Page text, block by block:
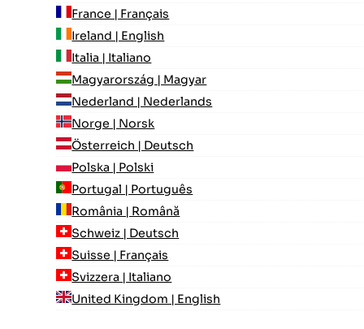
France | Français
Ireland | English
Italia | Italiano
Magyarország | Magyar
Nederland | Nederlands
Norge | Norsk
Österreich | Deutsch
Polska | Polski
Portugal | Português
România | Română
Schweiz | Deutsch
Suisse | Français
Svizzera | Italiano
United Kingdom | English